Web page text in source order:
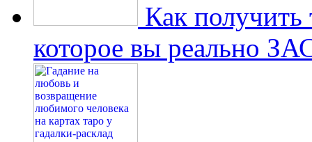
Как
которое вы реально